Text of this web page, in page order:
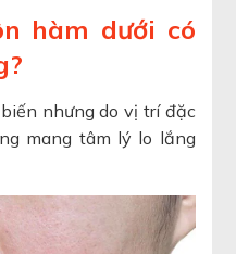
hàm dưới có
nhưng do vị trí đặc
mang tâm lý lo lắng